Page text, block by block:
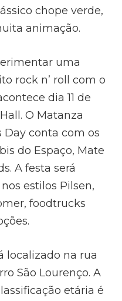
chope verde,
animação.
uma
rock n’ roll com o
dia 11 de
O Matanza
Day conta com os
do Espaço, Mate
A festa será
estilos Pilsen,
foodtrucks
localizado na rua
São Lourenço. A
etária é